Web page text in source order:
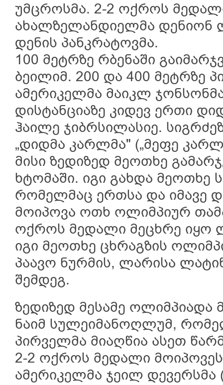
უმცროსმა. 2-2 ოქროს
ახალზელანდიელმა დენიონ
დენის პანკრატოვმა.
100 მეტრზე რბენაში
ბეილიმ. 200 და 400 მეტრზე
ამერიკელმა მაიკლ
დისტანციაზე კიდევ ერთი
ჰაილე ჯიბრსილასიე.
„დიდმა კარლმა" („მეფე
მისი ზედიზედ მეოთხე
ხტომაში. იგი გახდა
რომელმაც ერთსა და იმავე
მოიპოვა ოთხ ოლიმპიურ
ოქროს მედალი მეცხრე იყო
იგი მეოთხე ცხრაგზის
პაავო ნურმის, ლარისა
შემდეგ.
ზედიზედ მესამე
ნაიმ სულეიმანოღლუმ,
პირველმა მიაღწია ასეთ
2-2 ოქროს მედალი
ამერიკელმა ჯეილ დევერსმა